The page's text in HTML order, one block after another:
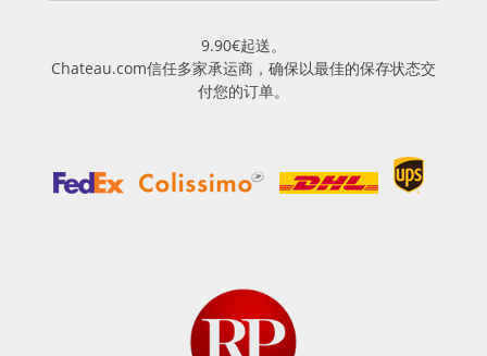
9.90€起送。
Chateau.com信任多家承运商，确保以最佳的保存状态交
付您的订单。